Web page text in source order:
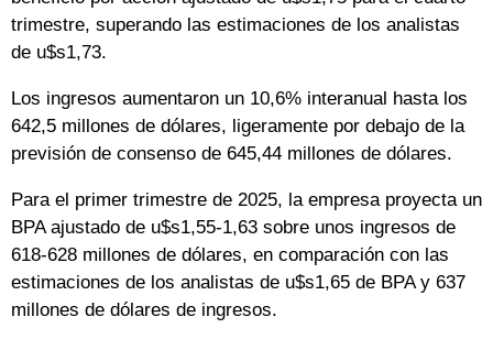
trimestre, superando las estimaciones de los analistas
de u$s1,73.
Los ingresos aumentaron un 10,6% interanual hasta los
642,5 millones de dólares, ligeramente por debajo de la
previsión de consenso de 645,44 millones de dólares.
Para el primer trimestre de 2025, la empresa proyecta un
BPA ajustado de u$s1,55-1,63 sobre unos ingresos de
618-628 millones de dólares, en comparación con las
estimaciones de los analistas de u$s1,65 de BPA y 637
millones de dólares de ingresos.